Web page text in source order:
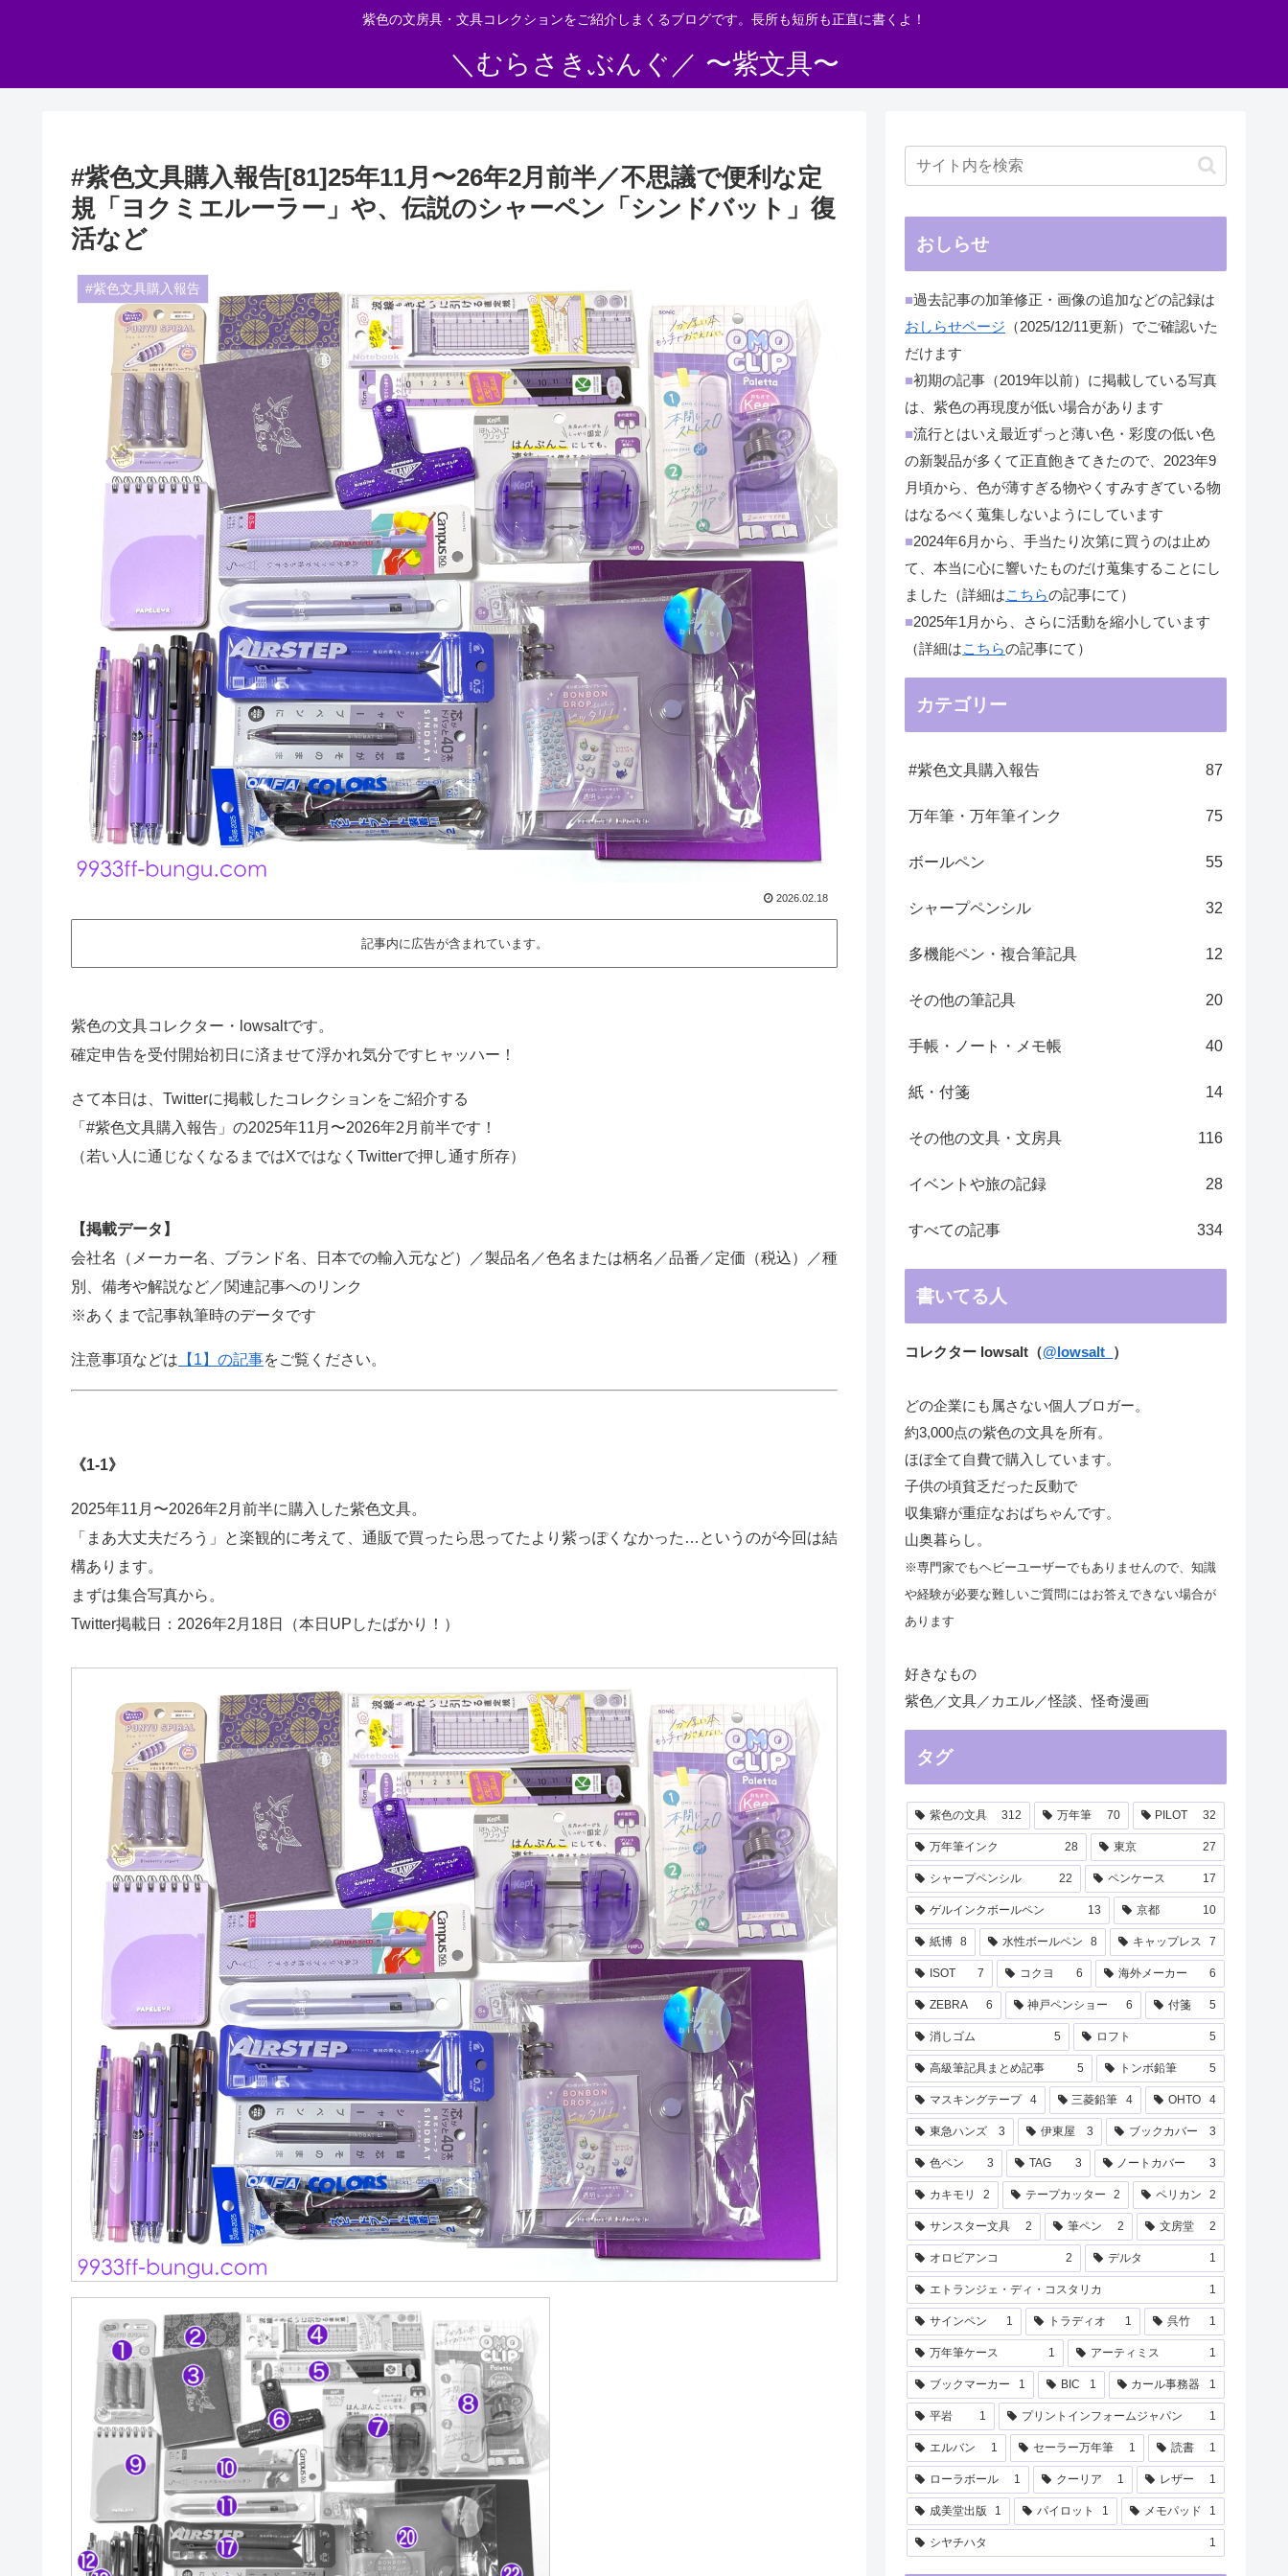
紫色の文房具・文具コレクションをご紹介しまくるブログです。長所も短所も正直に書くよ！
＼むらさきぶんぐ／ 〜紫文具〜
#紫色文具購入報告[81]25年11月〜26年2月前半／不思議で便利な定
規「ヨクミエルーラー」や、伝説のシャーペン「シンドバット」復
活など
#紫色文具購入報告
2026.02.18
記事内に広告が含まれています。
紫色の文具コレクター・lowsaltです。
確定申告を受付開始初日に済ませて浮かれ気分ですヒャッハー！
さて本日は、Twitterに掲載したコレクションをご紹介する
「#紫色文具購入報告」の2025年11月〜2026年2月前半です！
（若い人に通じなくなるまではXではなくTwitterで押し通す所存）
【掲載データ】
会社名（メーカー名、ブランド名、日本での輸入元など）／製品名／色名または柄名／品番／定価（税込）／種
別、備考や解説など／関連記事へのリンク
※あくまで記事執筆時のデータです
注意事項などは 【1】の記事をご覧ください。
《1-1》
2025年11月〜2026年2月前半に購入した紫色文具。
「まあ大丈夫だろう」と楽観的に考えて、通販で買ったら思ってたより紫っぽくなかった…というのが今回は結
構あります。
まずは集合写真から。
Twitter掲載日：2026年2月18日（本日UPしたばかり！）
おしらせ
■過去記事の加筆修正・画像の追加などの記録は
おしらせページ （2025/12/11更新）でご確認いた
だけます
■初期の記事（2019年以前）に掲載している写真
は、紫色の再現度が低い場合があります
■流行とはいえ最近ずっと薄い色・彩度の低い色
の新製品が多くて正直飽きてきたので、2023年9
月頃から、色が薄すぎる物やくすみすぎている物
はなるべく蒐集しないようにしています
■2024年6月から、手当たり次第に買うのは止め
て、本当に心に響いたものだけ蒐集することにし
ました（詳細はこちらの記事にて）
■2025年1月から、さらに活動を縮小しています
（詳細はこちらの記事にて）
カテゴリー
#紫色文具購入報告 87
万年筆・万年筆インク 75
ボールペン 55
シャープペンシル 32
多機能ペン・複合筆記具 12
その他の筆記具 20
手帳・ノート・メモ帳 ​ 40
紙・付箋 14
その他の文具・文房具 116
イベントや旅の記録 28
すべての記事 334
書いてる人
コレクター lowsalt（@lowsalt_ ）
どの企業にも属さない個人ブロガー。
約3,000点の紫色の文具を所有。
ほぼ全て自費で購入しています。
子供の頃貧乏だった反動で
収集癖が重症なおばちゃんです。
山奥暮らし。
※専門家でもヘビーユーザーでもありませんので、知識
や経験が必要な難しいご質問にはお答えできない場合が
あります
好きなもの
紫色／文具／カエル／怪談、怪奇漫画
タグ
紫色の文具 312 万年筆 70 PILOT 32
万年筆インク 28 東京 27
シャープペンシル 22 ペンケース 17
ゲルインクボールペン 13 京都 10
紙博 8 水性ボールペン 8 キャップレス 7
ISOT 7 コクヨ 6 海外メーカー 6
ZEBRA 6 神戸ペンショー 6 付箋 5
消しゴム 5 ロフト 5
高級筆記具まとめ記事 5 トンボ鉛筆 5
マスキングテープ 4 三菱鉛筆 4 OHTO 4
東急ハンズ 3 伊東屋 3 ブックカバー 3
色ペン 3 TAG 3 ノートカバー 3
カキモリ 2 テープカッター 2 ペリカン 2
サンスター文具 2 筆ペン 2 文房堂 2
オロビアンコ 2 デルタ 1
エトランジェ・ディ・コスタリカ 1
サインペン 1 トラディオ 1 呉竹 1
万年筆ケース 1 アーティミス 1
ブックマーカー 1 BIC 1 カール事務器 1
平岩 1 プリントインフォームジャパン 1
エルバン 1 セーラー万年筆 1 読書 1
ローラボール 1 クーリア 1 レザー 1
成美堂出版 1 パイロット 1 メモパッド 1
シヤチハタ 1